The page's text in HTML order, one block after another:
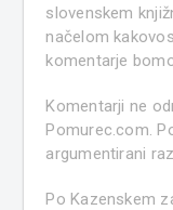
slovenskem
načelom
komentarje
Komentarji ne
Pomurec.com.
argumentirani
Po Kazenskem